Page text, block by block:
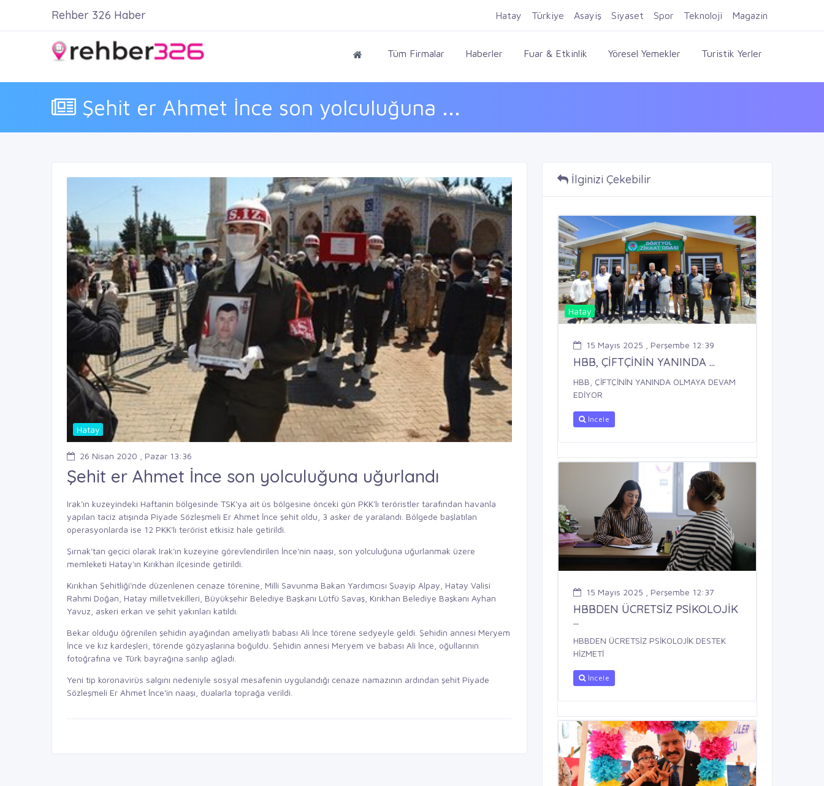
Firma Ekle Kayıt Ol Giriş Yap
Tüm Firmalar Haberler Fuar & Etkinlik Yöresel Yemekler Turistik Yerler
Şehit er Ahmet İnce son yolculuğuna ...
Rehber 326 Haber Hatay Türkiye Asayiş Siyaset Spor Teknoloji Magazin
Hatay
26 Nisan 2020 , Pazar 13:36
Şehit er Ahmet İnce son yolculuğuna uğurlandı
Irak'ın kuzeyindeki Haftanin bölgesinde TSK'ya ait üs bölgesine önceki gün PKK'lı teröristler tarafından havanla
yapılan taciz atışında Piyade Sözleşmeli Er Ahmet İnce şehit oldu, 3 asker de yaralandı. Bölgede başlatılan
operasyonlarda ise 12 PKK'lı terörist etkisiz hale getirildi.
Şırnak'tan geçici olarak Irak'ın kuzeyine görevlendirilen İnce'nin naaşı, son yolculuğuna uğurlanmak üzere
memleketi Hatay'ın Kırıkhan ilçesinde getirildi.
Kırıkhan Şehitliği'nde düzenlenen cenaze törenine, Milli Savunma Bakan Yardımcısı Şuayip Alpay, Hatay Valisi
Rahmi Doğan, Hatay milletvekilleri, Büyükşehir Belediye Başkanı Lütfü Savaş, Kırıkhan Belediye Başkanı Ayhan
Yavuz, askeri erkan ve şehit yakınları katıldı.
Bekar olduğu öğrenilen şehidin ayağından ameliyatlı babası Ali İnce törene sedyeyle geldi. Şehidin annesi Meryem
İnce ve kız kardeşleri, törende gözyaşlarına boğuldu. Şehidin annesi Meryem ve babası Ali İnce, oğullarının
fotoğrafına ve Türk bayrağına sarılıp ağladı.
Yeni tip koronavirüs salgını nedeniyle sosyal mesafenin uygulandığı cenaze namazının ardından şehit Piyade
Sözleşmeli Er Ahmet İnce'in naaşı, dualarla toprağa verildi.
İlginizi Çekebilir
Hatay
15 Mayıs 2025 , Perşembe 12:39
HBB, ÇİFTÇİNİN YANINDA ...
HBB, ÇİFTÇİNİN YANINDA OLMAYA DEVAM
EDİYOR
İncele
15 Mayıs 2025 , Perşembe 12:37
HBBDEN ÜCRETSİZ PSİKOLOJİK
...
HBBDEN ÜCRETSİZ PSİKOLOJİK DESTEK
HİZMETİ
İncele